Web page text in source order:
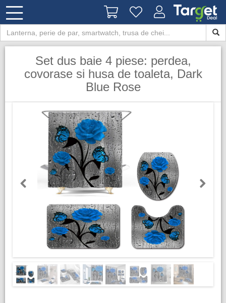
Set dus baie 4 piese: perdea,
covorase si husa de toaleta, Dark
Blue Rose
Previous